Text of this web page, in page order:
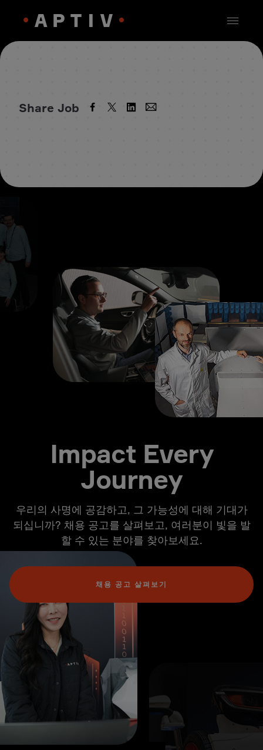
Share Job
Impact Every
Journey
우리의 사명에 공감하고, 그 가능성에 대해 기대가
되십니까? 채용 공고를 살펴보고, 여러분이 빛을 발
할 수 있는 분야를 찾아보세요.
채용 공고 살펴보기